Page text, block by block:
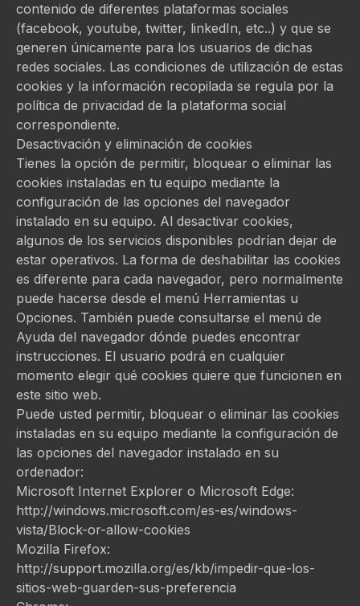
contenido de diferentes plataformas sociales
(facebook, youtube, twitter, linkedIn, etc..) y que se
generen únicamente para los usuarios de dichas
redes sociales. Las condiciones de utilización de estas
cookies y la información recopilada se regula por la
política de privacidad de la plataforma social
correspondiente.
Desactivación y eliminación de cookies
Tienes la opción de permitir, bloquear o eliminar las
cookies instaladas en tu equipo mediante la
configuración de las opciones del navegador
instalado en su equipo. Al desactivar cookies,
algunos de los servicios disponibles podrían dejar de
estar operativos. La forma de deshabilitar las cookies
es diferente para cada navegador, pero normalmente
puede hacerse desde el menú Herramientas u
Opciones. También puede consultarse el menú de
Ayuda del navegador dónde puedes encontrar
instrucciones. El usuario podrá en cualquier
momento elegir qué cookies quiere que funcionen en
este sitio web.
Puede usted permitir, bloquear o eliminar las cookies
instaladas en su equipo mediante la configuración de
las opciones del navegador instalado en su
ordenador:
Microsoft Internet Explorer o Microsoft Edge:
http://windows.microsoft.com/es-es/windows-
vista/Block-or-allow-cookies
Mozilla Firefox:
http://support.mozilla.org/es/kb/impedir-que-los-
sitios-web-guarden-sus-preferencia